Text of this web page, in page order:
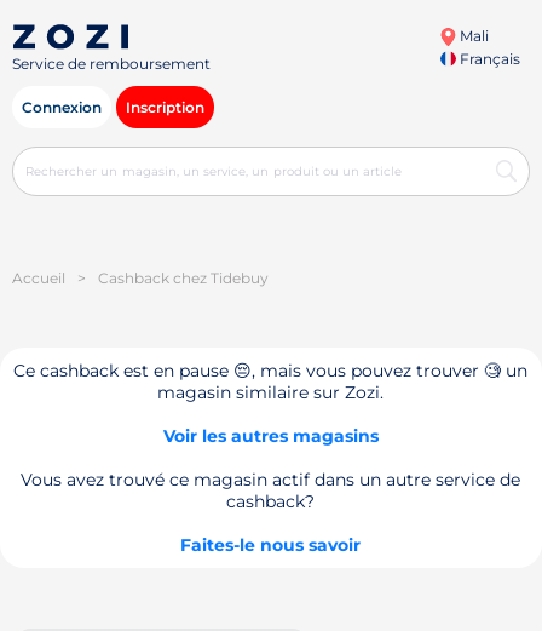
Service de remboursement
Mali
Français
Connexion Inscription
Accueil > Cashback chez Tidebuy
Ce cashback est en pause 😔, mais vous pouvez trouver 🧐 un
magasin similaire sur Zozi.
Voir les autres magasins
Vous avez trouvé ce magasin actif dans un autre service de
cashback?
Faites-le nous savoir